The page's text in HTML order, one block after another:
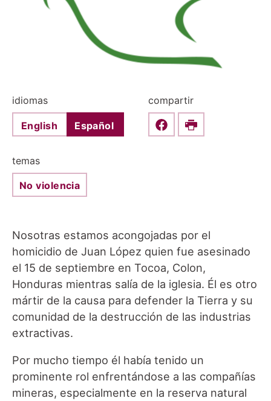
idiomas
English Español
compartir
Share this on Facebook
Print
temas
No violencia
Nosotras estamos acongojadas por el
homicidio de Juan López quien fue asesinado
el 15 de septiembre en Tocoa, Colon,
Honduras mientras salía de la iglesia. Él es otro
mártir de la causa para defender la Tierra y su
comunidad de la destrucción de las industrias
extractivas.
Por mucho tiempo él había tenido un
prominente rol enfrentándose a las compañías
mineras, especialmente en la reserva natural